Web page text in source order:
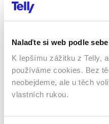
Nalaďte si web podle sebe
K lepšímu zážitku z Telly,
používáme cookies. Bez
neobejdeme, ale u těch
vlastních rukou.
Filmy / Ostatní / Drama /
Mysteriózní
Sledujte
Sledovat
po celé EU, a to